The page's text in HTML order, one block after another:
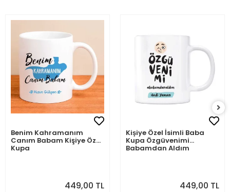
Benim Kahramanım
Canım Babam Kişiye Özel
Kupa
449,00 TL
Kişiye Özel İsimli Baba
Kupa Özgüvenimi
Babamdan Aldım
449,00 TL